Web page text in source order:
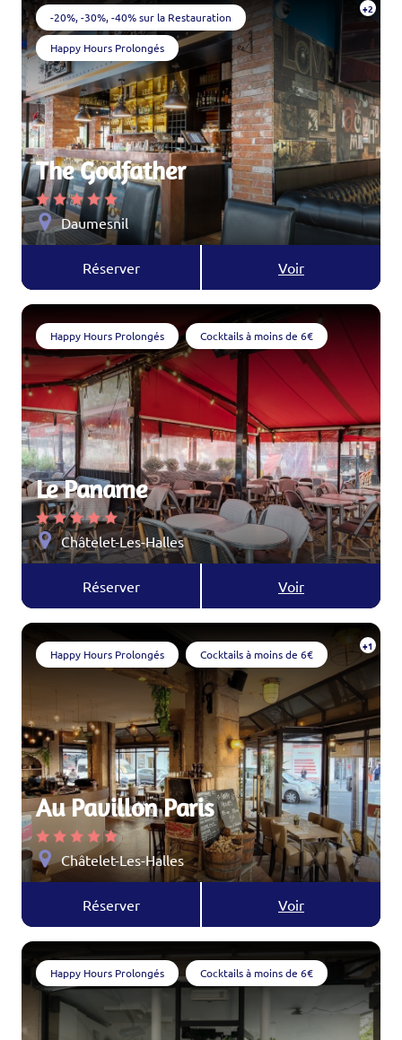
-20%, -30%, -40% sur la Restauration
Happy Hours Prolongés
+2
The Godfather
Daumesnil
Réserver Voir
Happy Hours Prolongés Cocktails à moins de 6€
Le Paname
Châtelet-Les-Halles
Réserver Voir
Happy Hours Prolongés Cocktails à moins de 6€
+1
Au Pavillon Paris
Châtelet-Les-Halles
Réserver Voir
Happy Hours Prolongés Cocktails à moins de 6€